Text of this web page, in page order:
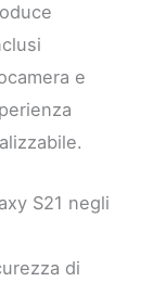
e
S21 negli
di